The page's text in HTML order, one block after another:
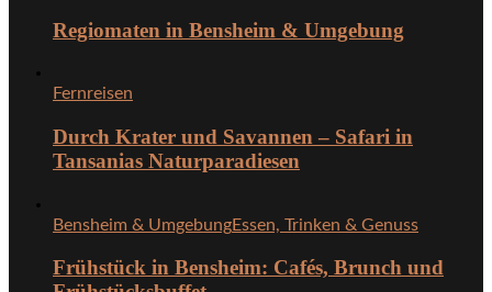
Regiomaten in Bensheim & Umgebung
Fernreisen
Durch Krater und Savannen – Safari in
Tansanias Naturparadiesen
Bensheim & UmgebungEssen, Trinken & Genuss
Frühstück in Bensheim: Cafés, Brunch und